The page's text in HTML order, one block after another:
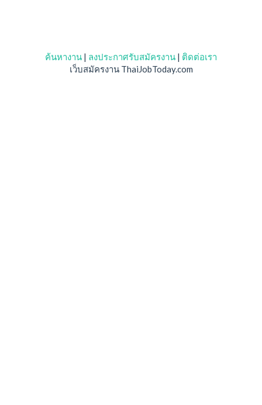
ค้นหางาน | ลงประกาศรับสมัครงาน | ติดต่อเรา
เว็บสมัครงาน ThaiJobToday.com